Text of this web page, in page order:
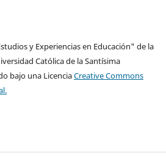
y Experiencias en Educación" de la
Católica de la Santísima
bajo una LicenciaCreative Commons